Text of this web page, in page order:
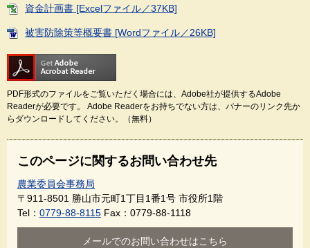
資金計画書 [Excelファイル／37KB]
被害防除策等概要書 [Wordファイル／26KB]
PDF形式のファイルをご覧いただく場合には、Adobe社が提供するAdobe
Readerが必要です。
Adobe Readerをお持ちでない方は、バナーのリンク先か
らダウンロードしてください。（無料）
このページに関するお問い合わせ先
農業委員会事務局
〒911-8501 勝山市元町1丁目1番1号 市役所1階
Tel： 0779-88-8115 Fax：0779-88-1118
メールでのお問い合わせはこちら